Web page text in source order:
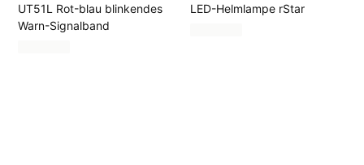
UT51L Rot-blau blinkendes
Warn-Signalband
LED-Helmlampe rStar